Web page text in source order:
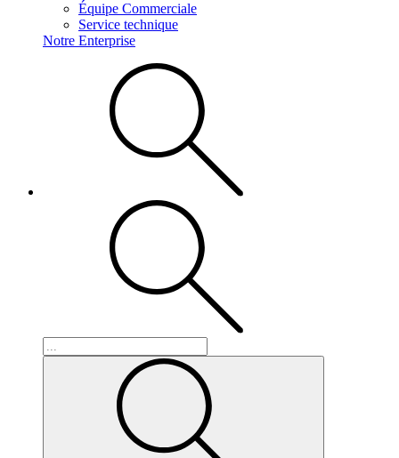
Équipe Commerciale
Service technique
Notre Enterprise